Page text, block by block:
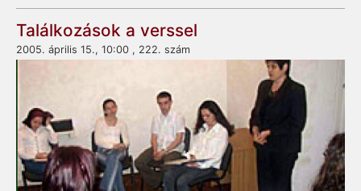
Találkozások a verssel
2005. április 15., 10:00 , 222. szám